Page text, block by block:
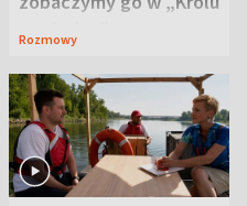
Maciusiu I”
Rozmowy